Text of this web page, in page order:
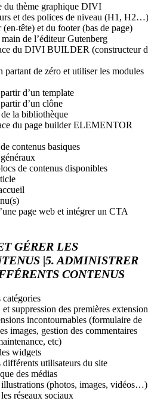
du thème graphique DIVI
et des polices de niveau (H1, H2…)
(en-tête) et du footer (bas de page)
de l’éditeur Gutenberg
du DIVI BUILDER (constructeur
partant de zéro et utiliser les modules
d’un template
d’un clône
la bibliothèque
du page builder ELEMENTOR
contenus basiques
de contenus disponibles
page web et intégrer un CTA
GÉRER LES
|5. ADMINISTRER
CONTENUS
catégories
suppression des premières
incontournables (formulaire de
images, gestion des commentaires
etc)
widgets
différents utilisateurs du site
des médias
illustrations (photos, images, vidéos…)
réseaux sociaux